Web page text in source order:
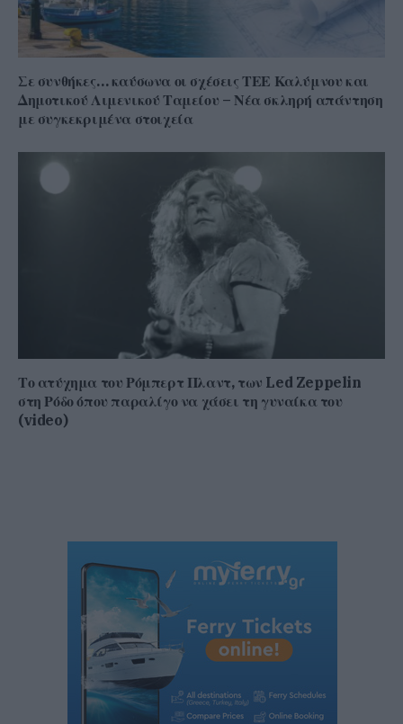
Σε συνθήκες… καύσωνα οι σχέσεις ΤΕΕ Καλύμνου και
Δημοτικού Λιμενικού Ταμείου – Νέα σκληρή απάντηση
με συγκεκριμένα στοιχεία
Το ατύχημα του Ρόμπερτ Πλαντ, των Led Zeppelin
στη Ρόδο όπου παραλίγο να χάσει τη γυναίκα του
(video)